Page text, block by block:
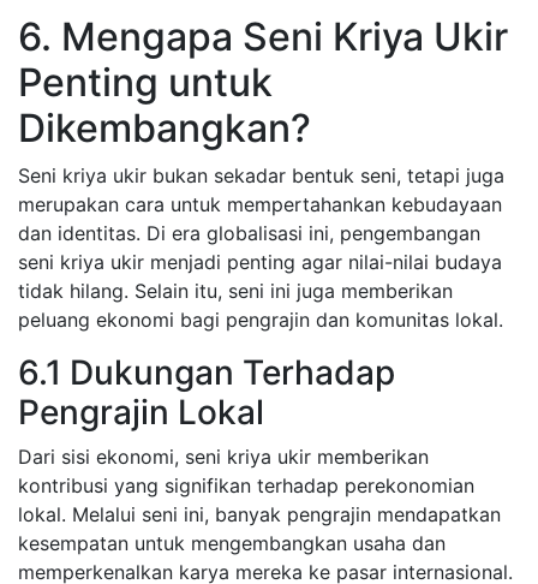
6. Mengapa Seni Kriya Ukir
Penting untuk
Dikembangkan?
Seni kriya ukir bukan sekadar bentuk seni, tetapi juga
merupakan cara untuk mempertahankan kebudayaan
dan identitas. Di era globalisasi ini, pengembangan
seni kriya ukir menjadi penting agar nilai-nilai budaya
tidak hilang. Selain itu, seni ini juga memberikan
peluang ekonomi bagi pengrajin dan komunitas lokal.
6.1 Dukungan Terhadap
Pengrajin Lokal
Dari sisi ekonomi, seni kriya ukir memberikan
kontribusi yang signifikan terhadap perekonomian
lokal. Melalui seni ini, banyak pengrajin mendapatkan
kesempatan untuk mengembangkan usaha dan
memperkenalkan karya mereka ke pasar internasional.